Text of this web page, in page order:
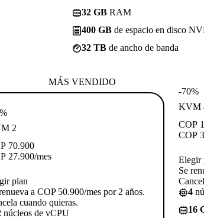
32 GB RAM
400 GB de espacio en disco
32 TB de ancho de banda
MÁS VENDIDO
2
70.900
27.900/mes
plan
a COP 50.900/mes por 2 años.
cuando quieras.
núcleos de vCPU
-70%
KVM
COP
COP
Elegir
Se
4
16